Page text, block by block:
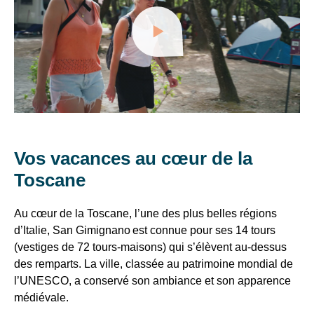
PIEMMA,
SAN
GIMIGNANO
permitted
to
load
due
to
trackers
that
to
the
owner
needs
to
setup
the
Vos vacances au cœur de la
Toscane
Au cœur de la Toscane, l’une des plus belles régions
d’Italie, San Gimignano est connue pour ses 14 tours
(vestiges de 72 tours-maisons) qui s’élèvent au-dessus
des remparts. La ville, classée au patrimoine mondial de
l’UNESCO, a conservé son ambiance et son apparence
médiévale.
Séjour
minimum
nuits
A
régler
:
Taxe
séjour
à
partir
de
12
VTF,
des
offres
exclusives
et
des
pour
vos
!
Il
suffit
d’un
clic